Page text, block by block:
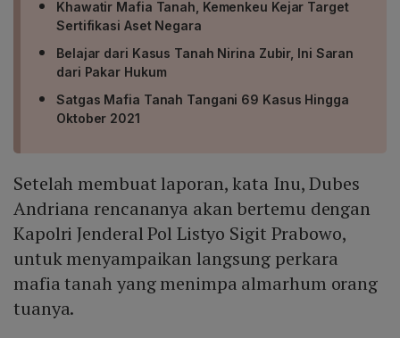
Khawatir Mafia Tanah, Kemenkeu Kejar Target
Sertifikasi Aset Negara
Belajar dari Kasus Tanah Nirina Zubir, Ini Saran
dari Pakar Hukum
Satgas Mafia Tanah Tangani 69 Kasus Hingga
Oktober 2021
Setelah membuat laporan, kata Inu, Dubes
Andriana rencananya akan bertemu dengan
Kapolri Jenderal Pol Listyo Sigit Prabowo,
untuk menyampaikan langsung perkara
mafia tanah yang menimpa almarhum orang
tuanya.